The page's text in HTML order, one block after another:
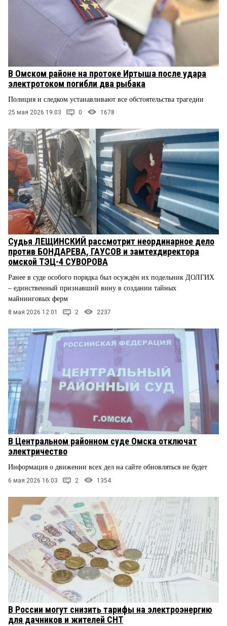
В Омском районе на протоке Иртыша после удара
электротоком погибли два рыбака
Полиция и следком устанавливают все обстоятельства трагедии
25 мая 2026 19:03 0 1678
Судья ЛЕЩИНСКИЙ рассмотрит неординарное дело
против БОНДАРЕВА, ГАУСОВ и замтехдиректора
омской ТЭЦ-4 СУВОРОВА
Ранее в суде особого порядка был осуждён их подельник ДОЛГИХ
– единственный признавший вину в создании тайных
майнинговых ферм
8 мая 2026 12:01 2 2237
В Центральном районном суде Омска отключат
электричество
Информация о движении всех дел на сайте обновляться не будет
6 мая 2026 16:03 2 1354
В России могут снизить тарифы на электроэнергию
для дачников и жителей СНТ